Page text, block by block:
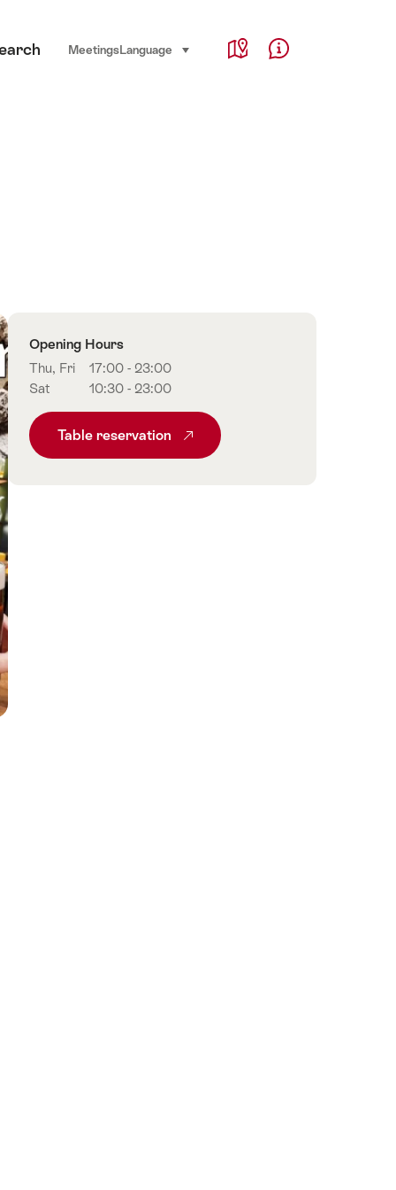
Language, region and important links
MeetingsLanguage select (click to display)
Map Help & Contact
Overview
Opening Hours
Thu, Fri
17:00 - 23:00
Sat
10:30 - 23:00
Table reservation